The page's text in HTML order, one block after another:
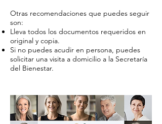
Otras recomendaciones que puedes seguir
son:
Lleva todos los documentos requeridos en
original y copia.
Si no puedes acudir en persona, puedes
solicitar una visita a domicilio a la Secretaría
del Bienestar.